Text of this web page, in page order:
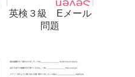
英検３級 Eメール
問題